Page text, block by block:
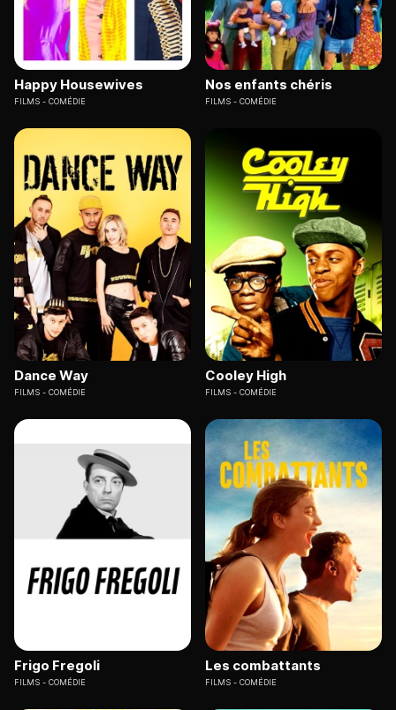
Happy Housewives
FILMS COMÉDIE
Nos enfants chéris
FILMS COMÉDIE
Dance Way
FILMS COMÉDIE
Cooley High
FILMS COMÉDIE
Frigo Fregoli
FILMS COMÉDIE
Les combattants
FILMS COMÉDIE